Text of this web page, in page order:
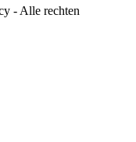
- Alle rechten